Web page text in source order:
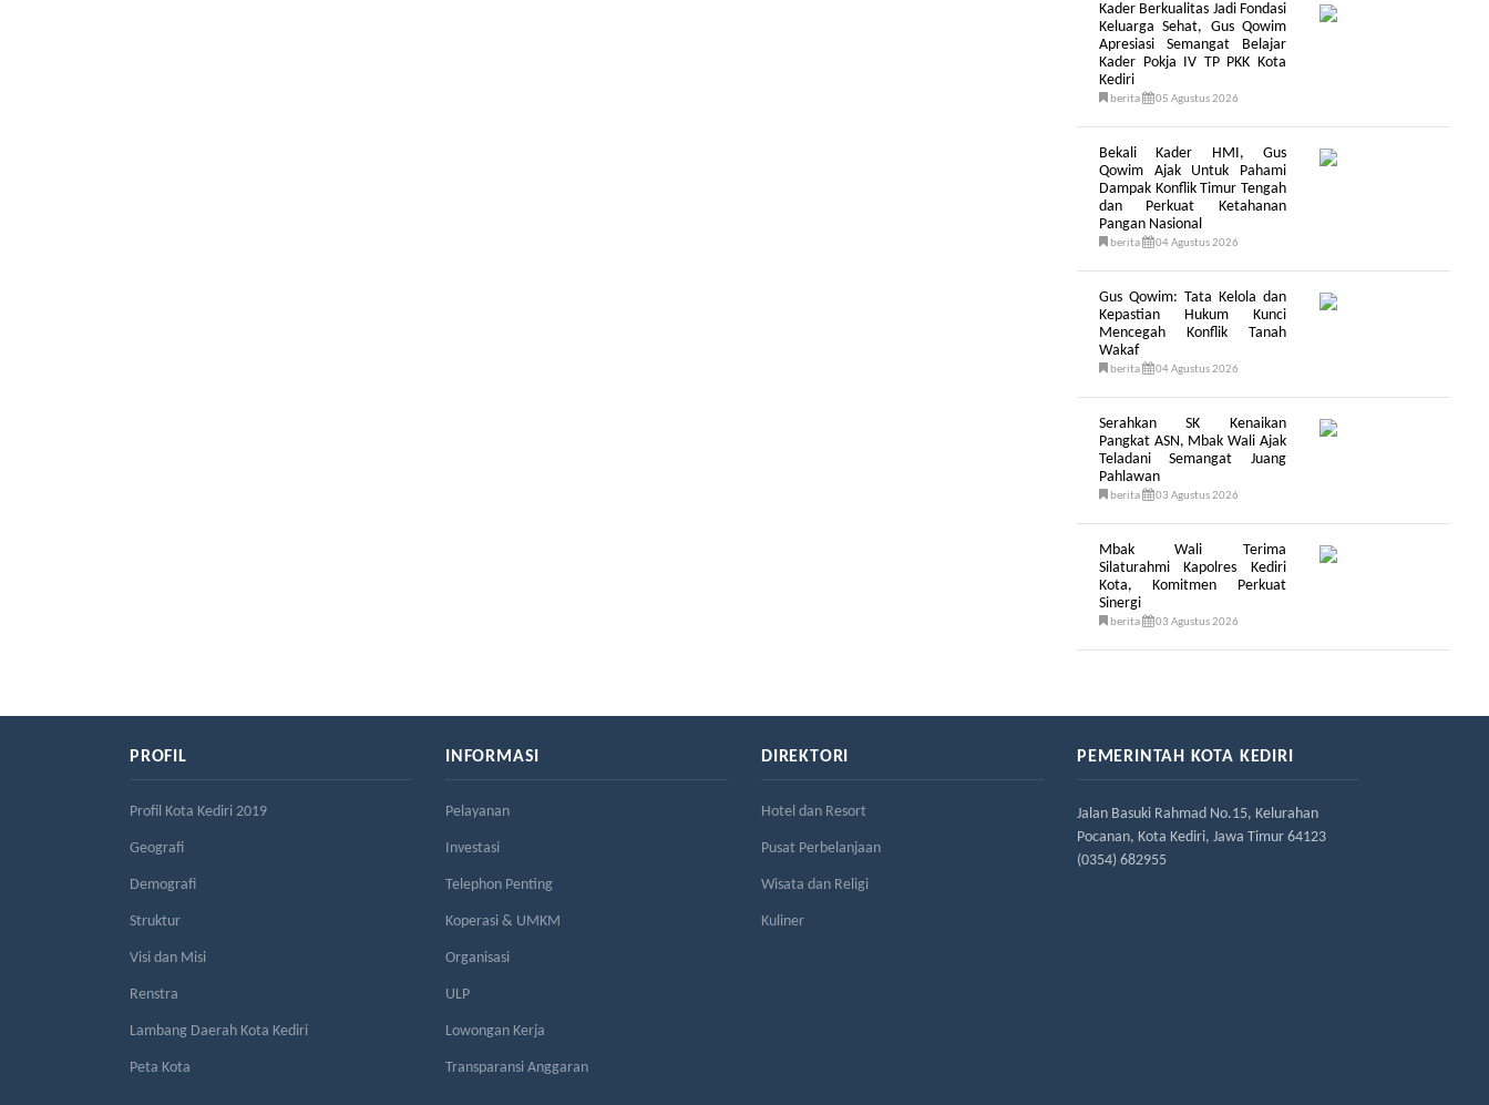
Kader Berkualitas Jadi Fondasi
Keluarga Sehat, Gus Qowim
Apresiasi Semangat Belajar
Kader Pokja IV TP PKK Kota
Kediri
berita 05 Agustus 2026
Bekali Kader HMI, Gus
Qowim Ajak Untuk Pahami
Dampak Konflik Timur Tengah
dan Perkuat Ketahanan
Pangan Nasional
berita 04 Agustus 2026
Gus Qowim: Tata Kelola dan
Kepastian Hukum Kunci
Mencegah Konflik Tanah
Wakaf
berita 04 Agustus 2026
Serahkan SK Kenaikan
Pangkat ASN, Mbak Wali Ajak
Teladani Semangat Juang
Pahlawan
berita 03 Agustus 2026
Mbak Wali Terima
Silaturahmi Kapolres Kediri
Kota, Komitmen Perkuat
Sinergi
berita 03 Agustus 2026
PROFIL
Profil Kota Kediri 2019
Geografi
Demografi
Struktur
Visi dan Misi
Renstra
Lambang Daerah Kota Kediri
Peta Kota
INFORMASI
Pelayanan
Investasi
Telephon Penting
Koperasi & UMKM
Organisasi
ULP
Lowongan Kerja
Transparansi Anggaran
DIREKTORI
Hotel dan Resort
Pusat Perbelanjaan
Wisata dan Religi
Kuliner
PEMERINTAH KOTA KEDIRI
Jalan Basuki Rahmad No.15, Kelurahan
Pocanan, Kota Kediri, Jawa Timur 64123
(0354) 682955